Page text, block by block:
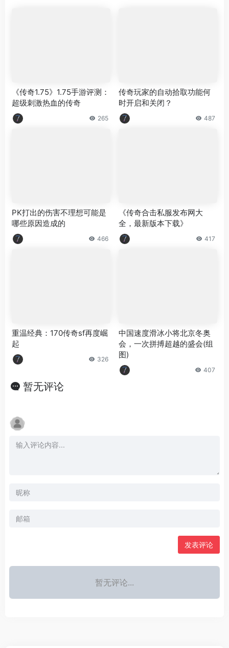
《传奇1.75》1.75手游评测：
超级刺激热血的传奇
265
传奇玩家的自动拾取功能何
时开启和关闭？
487
PK打出的伤害不理想可能是
哪些原因造成的
466
《传奇合击私服发布网大
全，最新版本下载》
417
重温经典：170传奇sf再度崛
起
326
中国速度滑冰小将北京冬奥
会，一次拼搏超越的盛会(组
图)
407
暂无评论
发表评论
暂无评论...